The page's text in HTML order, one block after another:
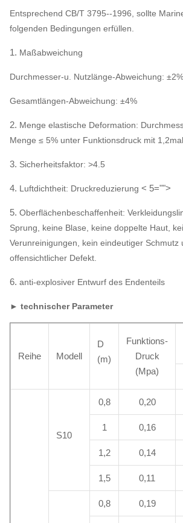
Entsprechend CB/T 3795--1996, sollte
folgenden Bedingungen erfüllen.
1. Maßabweichung
Durchmesser-u. Nutzlänge-Abweichung: ±2%
Gesamtlängen-Abweichung: ±4%
2. Menge elastische Deformation:
Menge ≤ 5% unter Funktionsdruck mit
3. Sicherheitsfaktor: >4.5
4. Luftdichtheit: Druckreduzierung < 5="">
5. Oberflächenbeschaffenheit:
Sprung, keine Blase, keine doppelte Haut,
Verunreinigungen, kein eindeutiger Schmutz
offensichtlicher Defekt.
6. anti-explosiver Entwurf des Endenteils
► technischer Parameter
Reihe Modell
D
(m)
Funktions-
Druck
(Mpa)
S10
0,8 0,20
1 0,16
1,2 0,14
1,5 0,11
0,8 0,19